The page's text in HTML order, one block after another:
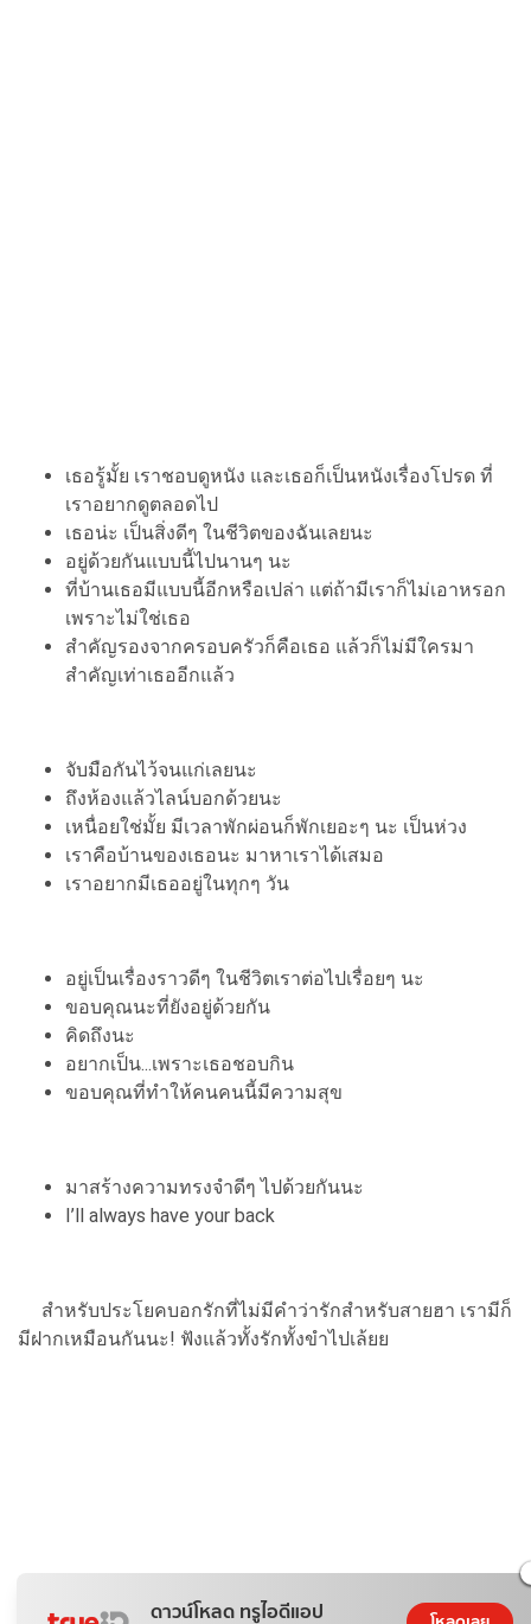
เธอรู้มั้ย เราชอบดูหนัง และเธอก็เป็นหนังเรื่องโปรด ที่
เราอยากดูตลอดไป
เธอน่ะ เป็นสิ่งดีๆ ในชีวิตของฉันเลยนะ
อยู่ด้วยกันแบบนี้ไปนานๆ นะ
ที่บ้านเธอมีแบบนี้อีกหรือเปล่า แต่ถ้ามีเราก็ไม่เอาหรอก
เพราะไม่ใช่เธอ
สำคัญรองจากครอบครัวก็คือเธอ แล้วก็ไม่มีใครมา
สำคัญเท่าเธออีกแล้ว
จับมือกันไว้จนแก่เลยนะ
ถึงห้องแล้วไลน์บอกด้วยนะ
เหนื่อยใช่มั้ย มีเวลาพักผ่อนก็พักเยอะๆ นะ เป็นห่วง
เราคือบ้านของเธอนะ มาหาเราได้เสมอ
เราอยากมีเธออยู่ในทุกๆ วัน
อยู่เป็นเรื่องราวดีๆ ในชีวิตเราต่อไปเรื่อยๆ นะ
ขอบคุณนะที่ยังอยู่ด้วยกัน
คิดถึงนะ
อยากเป็น...เพราะเธอชอบกิน
ขอบคุณที่ทำให้คนคนนี้มีความสุข
มาสร้างความทรงจำดีๆ ไปด้วยกันนะ
I’ll always have your back
สำหรับประโยคบอกรักที่ไม่มีคำว่ารักสำหรับสายฮา เรามีก็
มีฝากเหมือนกันนะ! ฟังแล้วทั้งรักทั้งขำไปเล้ยย
ดาวน์โหลด ทรูไอดีแอป